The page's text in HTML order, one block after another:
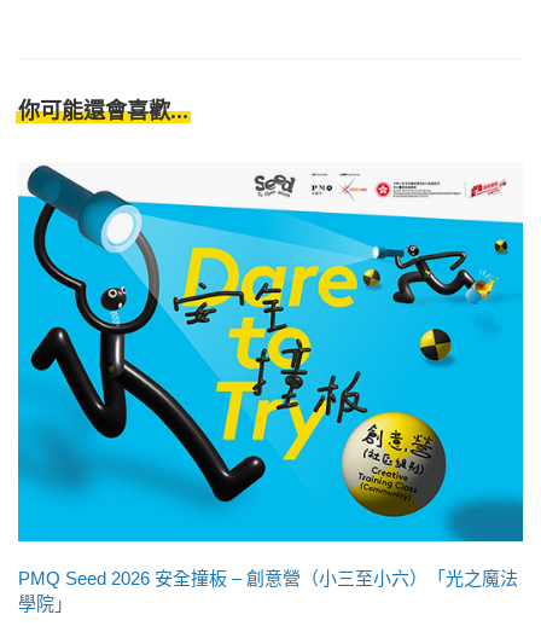
你可能還會喜歡...
PMQ Seed 2026 安全撞板 – 創意營（小三至小六）「光之魔法
學院」